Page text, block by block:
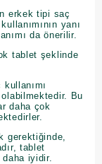
erkek tipi saç
yanı
da önerilir.
tablet şeklinde
Bu
daha çok
gerektiğinde,
tablet
iyidir.